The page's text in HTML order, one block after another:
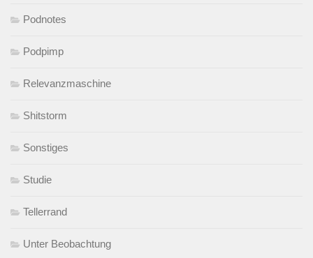
Podnotes
Podpimp
Relevanzmaschine
Shitstorm
Sonstiges
Studie
Tellerrand
Unter Beobachtung